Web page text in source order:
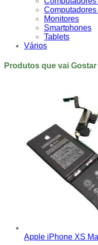
Monitores
Smartphones
Tablets
Vários
Produtos que vai Gostar
Apple iPhone XS